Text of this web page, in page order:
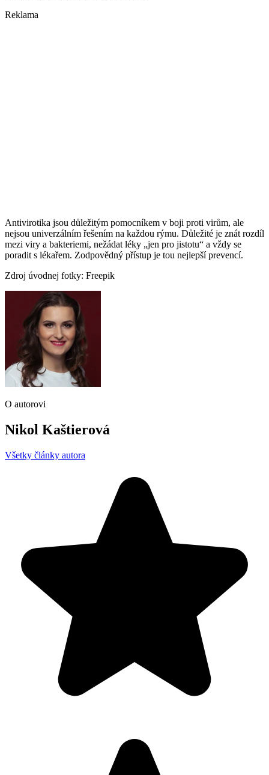
Reklama
Antivirotika jsou důležitým pomocníkem v boji proti virům, ale
nejsou univerzálním řešením na každou rýmu. Důležité je znát rozdíl
mezi viry a bakteriemi, nežádat léky „jen pro jistotu“ a vždy se
poradit s lékařem. Zodpovědný přístup je tou nejlepší prevencí.
Zdroj úvodnej fotky: Freepik
O autorovi
Nikol Kaštierová
Všetky články autora